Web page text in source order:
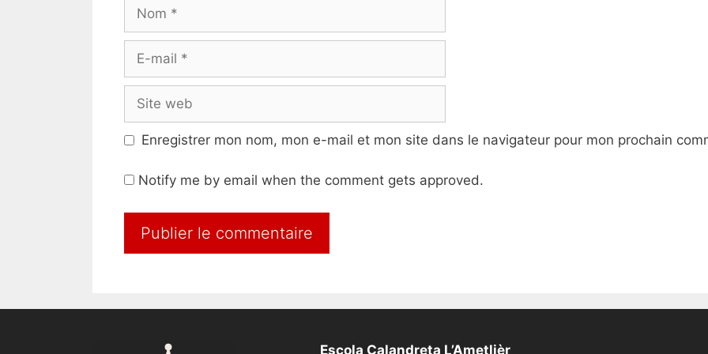
Nom
Site
web
Enregistrer mon nom, mon e-mail et mon site dans le navigateur pour mon prochain
Notify me by email when the comment gets approved.
Escola Calandreta L’Ametlièr